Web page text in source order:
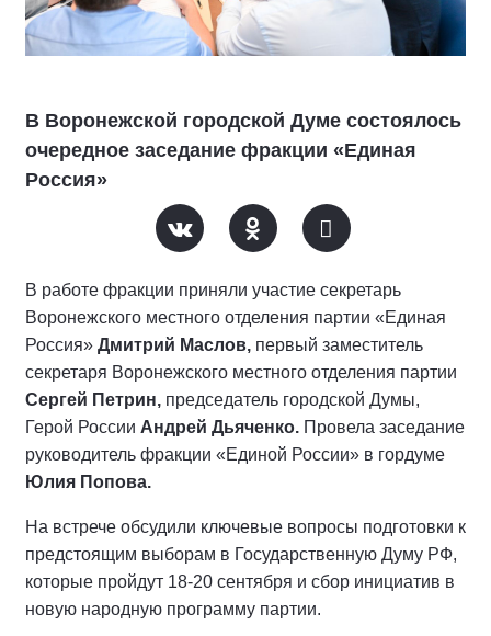
В Воронежской городской Думе состоялось
очередное заседание фракции «Единая
Россия»
В работе фракции приняли участие секретарь
Воронежского местного отделения партии «Единая
Россия» Дмитрий Маслов, первый заместитель
секретаря Воронежского местного отделения партии
Сергей Петрин, председатель городской Думы,
Герой России Андрей Дьяченко. Провела заседание
руководитель фракции «Единой России» в гордуме
Юлия Попова.
На встрече обсудили ключевые вопросы подготовки к
предстоящим выборам в Государственную Думу РФ,
которые пройдут 18-20 сентября и сбор инициатив в
новую народную программу партии.